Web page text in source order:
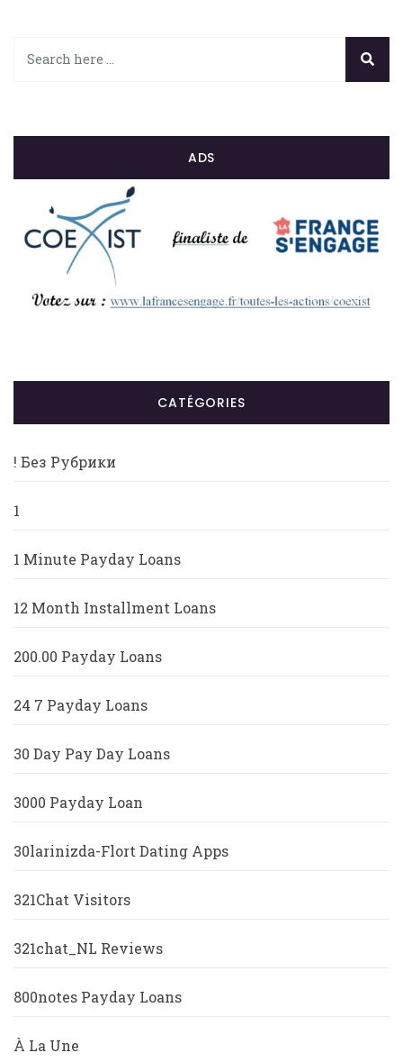
ADS
CATÉGORIES
! Без Рубрики
1
1 Minute Payday Loans
12 Month Installment Loans
200.00 Payday Loans
24 7 Payday Loans
30 Day Pay Day Loans
3000 Payday Loan
30larinizda-Flort Dating Apps
321Chat Visitors
321chat_NL Reviews
800notes Payday Loans
À La Une